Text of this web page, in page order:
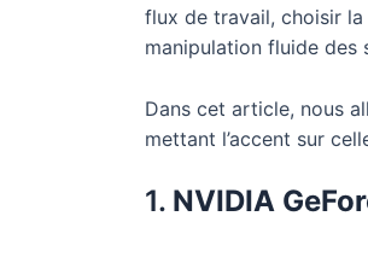
flux de travail, choisir
manipulation fluide des
Dans cet article, nous
mettant l’accent sur
1. NVIDIA